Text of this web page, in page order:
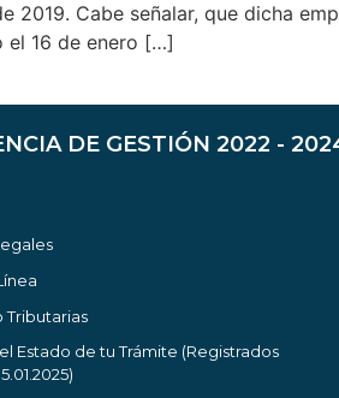
Cabe señalar, que dicha
el 16 de enero […]
DE GESTIÓN 2022 -
Tributarias
Estado de tu Trámite (Registrados